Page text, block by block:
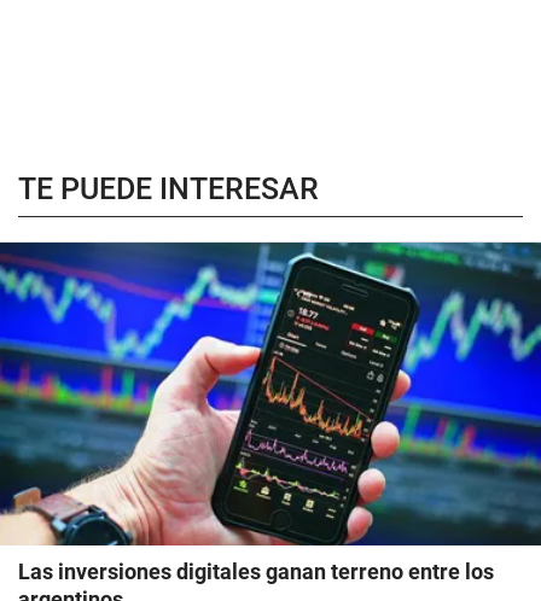
TE PUEDE INTERESAR
Las inversiones digitales ganan terreno entre los